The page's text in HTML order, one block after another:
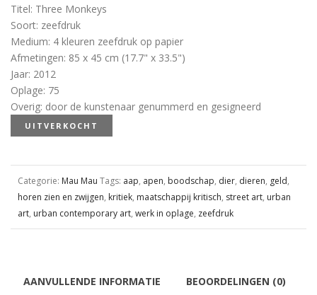
Titel: Three Monkeys
Soort: zeefdruk
Medium: 4 kleuren zeefdruk op papier
Afmetingen: 85 x 45 cm (17.7" x 33.5")
Jaar: 2012
Oplage: 75
Overig: door de kunstenaar genummerd en gesigneerd
UITVERKOCHT
Categorie: Mau Mau Tags: aap, apen, boodschap, dier, dieren, geld,
horen zien en zwijgen, kritiek, maatschappij kritisch, street art, urban
art, urban contemporary art, werk in oplage, zeefdruk
AANVULLENDE INFORMATIE BEOORDELINGEN (0)